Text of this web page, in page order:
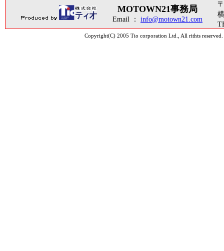
MOTOWN21事務局
Email ： info@motown21.com
Copyright(C) 2005 Tio corporation Ltd.,